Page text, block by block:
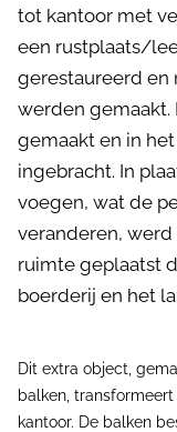
tot kantoor met
een rustplaats/
gerestaureerd en
werden
gemaakt en in
ingebracht. In
voegen, wat de
veranderen,
ruimte geplaatst
boerderij en het
Dit extra object,
balken,
kantoor. De balken